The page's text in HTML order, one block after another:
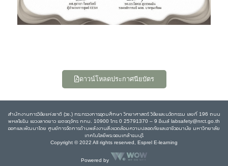
ดาวน์โหลดประกาศนียบัตร
สำนักงานการวิจัยแห่งชาติ (วช.) กระทรวงการอุดมศึกษา วิทยาศาสตร์ วิจัยและนวัตกรรม เลขที่ 196 ถนน
พหลโยธิน แขวงลาดยาว เขตจตุจักร กทม. 10900 โทร 0 25791370 – 9 อีเมล์ labsafety@nrct.go.th
ออกและพัฒนาโดย ศูนย์การจัดการด้านพลังงานสิ่งแวดล้อมความปลอดภัยและอาชีวอนามัย มหาวิทยาลัย
เทคโนโลยีพระจอมเกล้าธนบุรี
Copyright © 2022 All rights reserved, Esprel E-learning
Powered by